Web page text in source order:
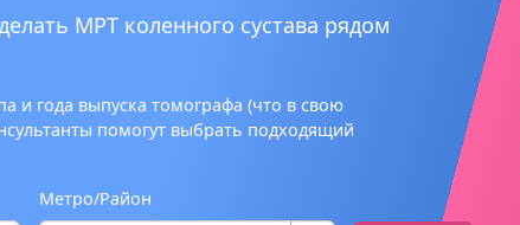
МРТ коленного сустава рядом
и года выпуска томографа (что в свою
помогут выбрать подходящий
Метро/Район